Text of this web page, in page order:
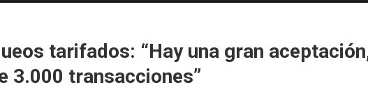
tarifados: “Hay una gran
3.000 transacciones”